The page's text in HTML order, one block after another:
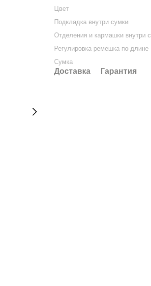
Цвет
Подкладка внутри сумки
Отделения и кармашки внутри
Регулировка ремешка по длине
Сумка
Доставка Гарантия